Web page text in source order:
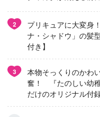
2
プリキュアに大変身
ナ・シャドウ」の髪
付き】
3
本物そっくりのかわ
奮！ 『たのしい幼稚
だけのオリジナル
くるせんたくき」